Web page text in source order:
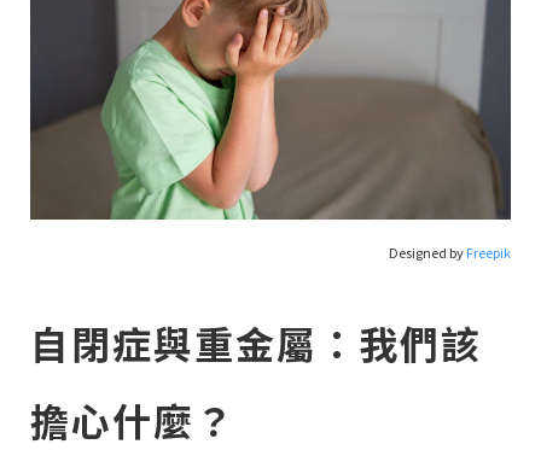
Designed byFreepik
自閉症與重金屬：我們該
擔心什麼？